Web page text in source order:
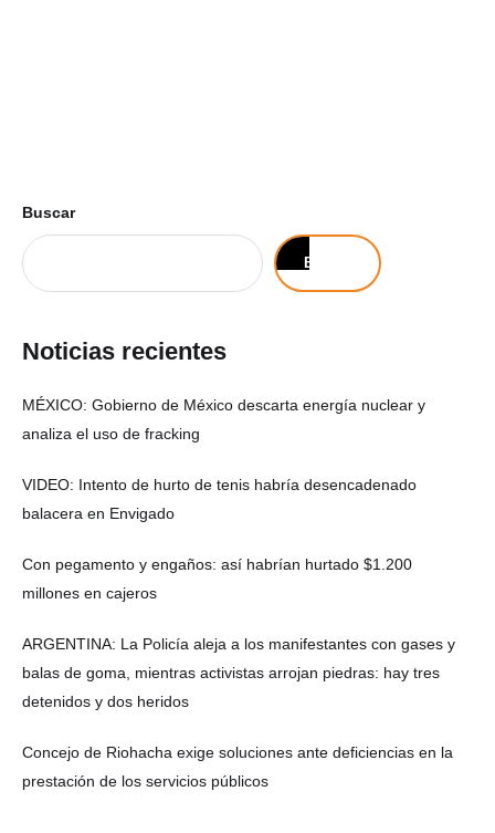
Buscar
Buscar
Noticias recientes
MÉXICO: Gobierno de México descarta energía nuclear y
analiza el uso de fracking
VIDEO: Intento de hurto de tenis habría desencadenado
balacera en Envigado
Con pegamento y engaños: así habrían hurtado $1.200
millones en cajeros
ARGENTINA: La Policía aleja a los manifestantes con gases y
balas de goma, mientras activistas arrojan piedras: hay tres
detenidos y dos heridos
Concejo de Riohacha exige soluciones ante deficiencias en la
prestación de los servicios públicos